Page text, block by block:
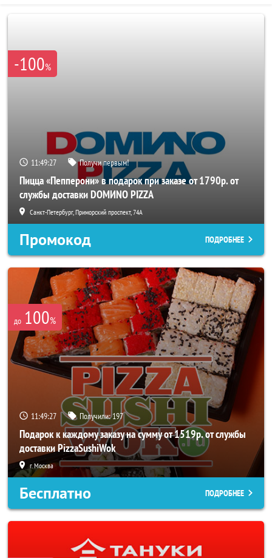
-100%
11:49:26 Получи первым!
Пицца «Пепперони» в подарок при заказе от 1790р. от
службы доставки DOMИNO PIZZA
Санкт-Петербург, Приморский проспект, 74А
Промокод ПОДРОБНЕЕ
до 100%
11:49:26 Получили:197
Подарок к каждому заказу на сумму от 1519р. от службы
доставки PizzaSushiWok
г. Москва
Бесплатно ПОДРОБНЕЕ